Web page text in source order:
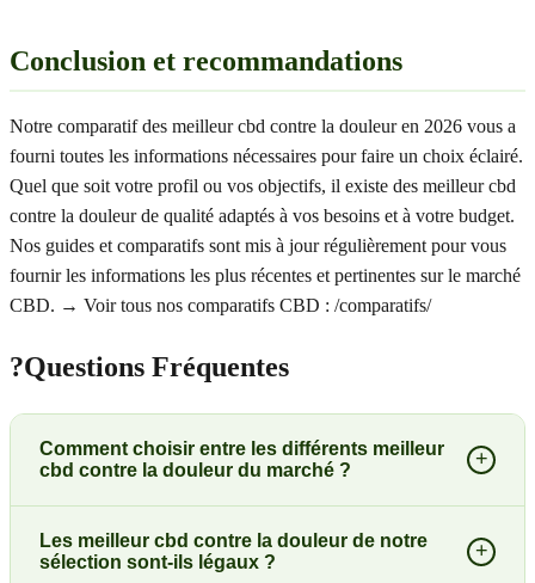
Conclusion et recommandations
Notre comparatif des meilleur cbd contre la douleur en 2026 vous a
fourni toutes les informations nécessaires pour faire un choix éclairé.
Quel que soit votre profil ou vos objectifs, il existe des meilleur cbd
contre la douleur de qualité adaptés à vos besoins et à votre budget.
Nos guides et comparatifs sont mis à jour régulièrement pour vous
fournir les informations les plus récentes et pertinentes sur le marché
CBD. → Voir tous nos comparatifs CBD : /comparatifs/
?Questions Fréquentes
Comment choisir entre les différents meilleur
cbd contre la douleur du marché ?
+
Les meilleur cbd contre la douleur de notre
sélection sont-ils légaux ?
+